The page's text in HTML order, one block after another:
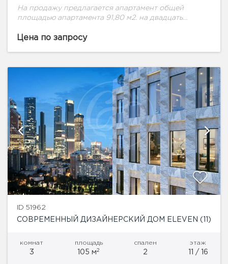
На продажу предлагается апартамент общей
площадью апартамента 91,80 м2. на двадцать
по авторским дизайн-проектам, качественный
Цена по запросу
ID 51962
СОВРЕМЕННЫЙ ДИЗАЙНЕРСКИЙ ДОМ ELEVEN (11)
комнат
3
площадь
105 м2
спален
2
этаж
11 / 16